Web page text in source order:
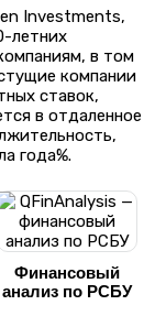
Investments,
летних
в том
компании
ставок,
в отдаленное
года%.
Финансовый
анализ по РСБУ